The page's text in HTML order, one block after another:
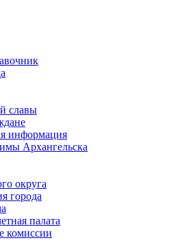
славы
информация
Архангельска
округа
города
палата
комиссии